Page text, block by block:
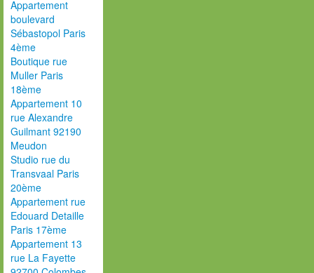
Appartement
boulevard
Sébastopol Paris
4ème
Boutique rue
Muller Paris
18ème
Appartement 10
rue Alexandre
Guilmant 92190
Meudon
Studio rue du
Transvaal Paris
20ème
Appartement rue
Edouard Detaille
Paris 17ème
Appartement 13
rue La Fayette